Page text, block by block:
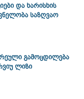
და ხარისხის
საზღვაო
გამოცდილება
ლიზი